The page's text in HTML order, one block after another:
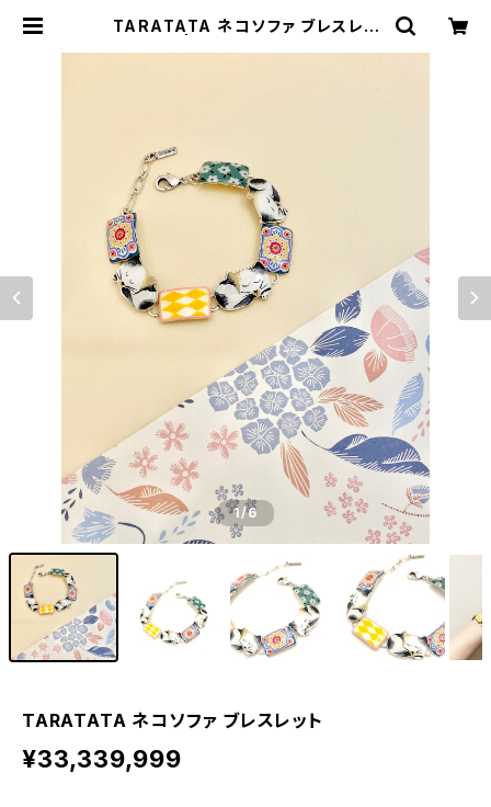
TARATATA ネコソファ ブレスレッ
1/6
TARATATA ネコソファ ブレスレット
¥33,339,999